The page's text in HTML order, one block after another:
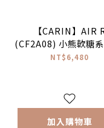
【CARIN】AIR
(CF2A08) 小熊軟糖
框光學眼鏡NT$6,480
加入購物車